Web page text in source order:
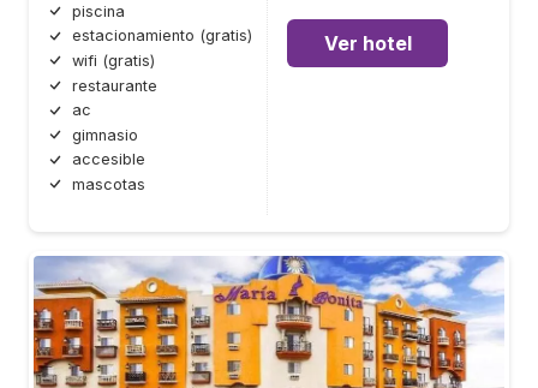
piscina
estacionamiento (gratis)
wifi (gratis)
restaurante
ac
gimnasio
accesible
mascotas
Ver hotel